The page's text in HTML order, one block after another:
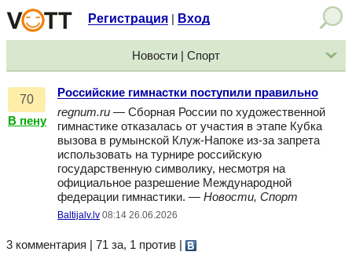
Регистрация Вход
Новости | Спорт
70
В пену
Российские гимнастки поступили правильно
regnum.ru — Сборная России по художественной
гимнастике отказалась от участия в этапе Кубка
вызова в румынской Клуж-Напоке из-за запрета
использовать на турнире российскую
государственную символику, несмотря на
официальное разрешение Международной
федерации гимнастики. — Новости, Спорт
Baltijalv.lv 08:14 26.06.2026
3 комментария | 71 за, 1 против